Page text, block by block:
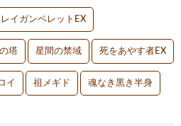
レイガンベレットEX
塔 星間の禁域 死をあやす者EX
イ 祖メギド 魂なき黒き半身